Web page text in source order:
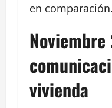
en comparación.
vivienda